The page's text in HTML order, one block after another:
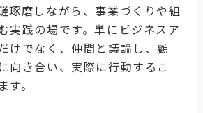
琢磨しながら、事業づくりや組
実践の場です。単にビジネスア
けでなく、仲間と議論し、顧
向き合い、実際に行動するこ
。